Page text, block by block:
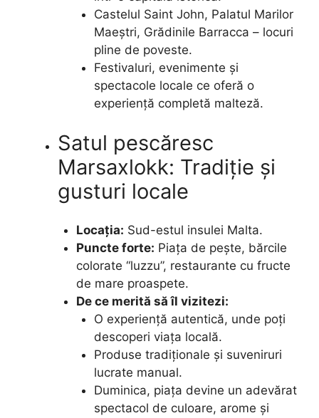
Castelul Saint John, Palatul Marilor
Maeștri, Grădinile Barracca – locuri
pline de poveste.
Festivaluri, evenimente și
spectacole locale ce oferă o
experiență completă malteză.
Satul pescăresc
Marsaxlokk: Tradiție și
gusturi locale
Locația: Sud-estul insulei Malta.
Puncte forte: Piața de pește, bărcile
colorate “luzzu”, restaurante cu fructe
de mare proaspete.
De ce merită să îl vizitezi:
O experiență autentică, unde poți
descoperi viața locală.
Produse tradiționale și suveniruri
lucrate manual.
Duminica, piața devine un adevărat
spectacol de culoare, arome și